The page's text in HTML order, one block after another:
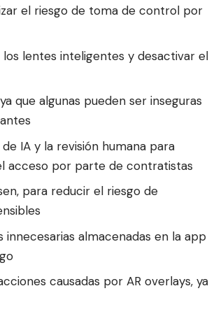
el riesgo de toma de control por
lentes inteligentes y desactivar el
que algunas pueden ser inseguras
IA y la revisión humana para
acceso por parte de contratistas
para reducir el riesgo de
almacenadas en la app
causadas por AR overlays, ya